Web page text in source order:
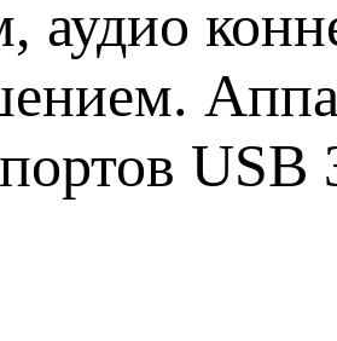
аудио
USB